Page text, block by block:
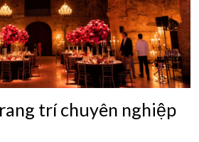
trí chuyên nghiệp